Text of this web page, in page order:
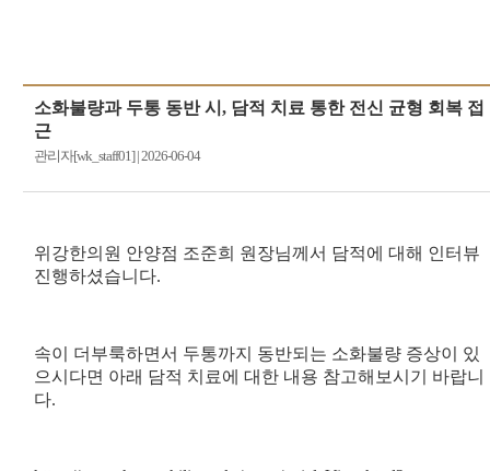
소화불량과 두통 동반 시, 담적 치료 통한 전신 균형 회복 접
근
관리자[wk_staff01]|2026-06-04
위강한의원 안양점 조준희 원장님께서 담적에 대해 인터뷰
진행하셨습니다.
속이 더부룩하면서 두통까지 동반되는 소화불량 증상이 있
으시다면 아래 담적 치료에 대한 내용 참고해보시기 바랍니
다.